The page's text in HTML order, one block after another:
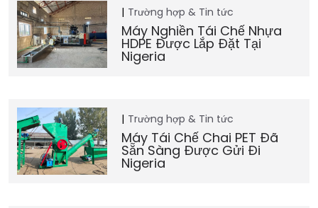
Trường hợp & Tin tức
Máy Nghiền Tái Chế Nhựa
HDPE Được Lắp Đặt Tại
Nigeria
Trường hợp & Tin tức
Máy Tái Chế Chai PET Đã
Sẵn Sàng Được Gửi Đi
Nigeria